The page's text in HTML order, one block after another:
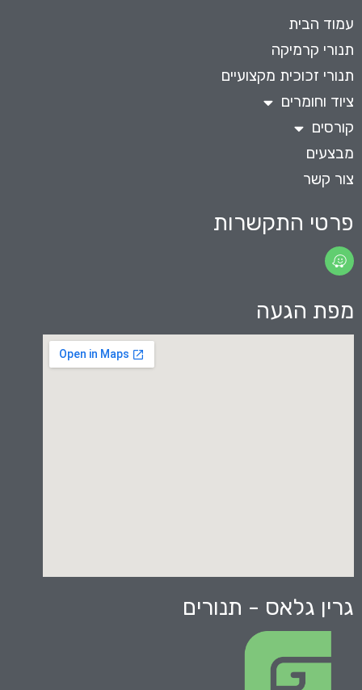
עמוד הבית
תנורי קרמיקה
תנורי זכוכית מקצועיים
ציוד וחומרים
קורסים
מבצעים
צור קשר
פרטי התקשרות
מפת הגעה
גרין גלאס - תנורים